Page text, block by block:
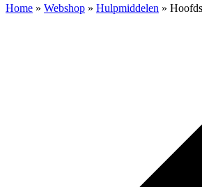
Home » Webshop » Hulpmiddelen »